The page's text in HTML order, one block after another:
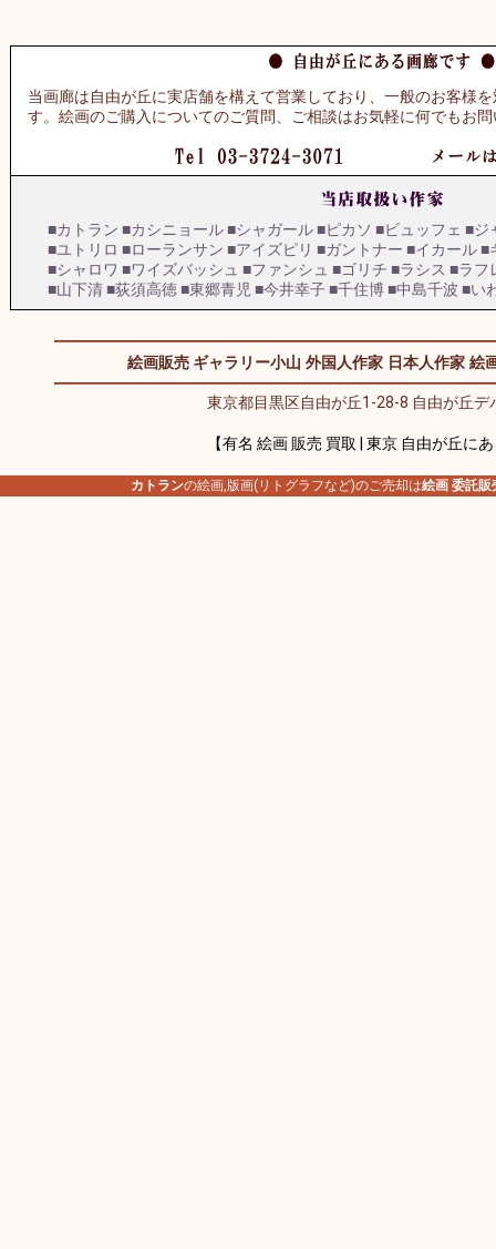
当画廊は自由が丘に実店舗を構えて営業しており、一般のお客様
す。絵画のご購入についてのご質問、ご相談はお気軽に何でもお
■カトラン ■カシニョール■シャガール■ピカソ ■ビュッフェ ■ジ
■ユトリロ ■ローランサン ■アイズピリ ■ガントナー ■イカール■
■シャロワ ■ワイズバッシュ ■ファンシュ ■ゴリチ ■ラシス ■ラフ
■山下清■荻須高徳■東郷青児 ■今井幸子■千住博■中島千波 ■い
絵画販売 ギャラリー小山 外国人作家 日本人作家 絵
東京都目黒区自由が丘1-28-8 自由が丘デ
【有名 絵画 販売 買取 | 東京 自由が丘に
カトランの絵画,版画(リトグラフなど)のご売却は絵画 委託販